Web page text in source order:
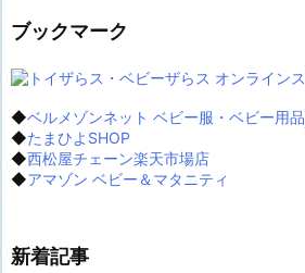
ブックマーク
◆ベルメゾンネット ベビー服・ベビー用品
◆たまひよSHOP
◆西松屋チェーン楽天市場店
◆アマゾン ベビー＆マタニティ
新着記事